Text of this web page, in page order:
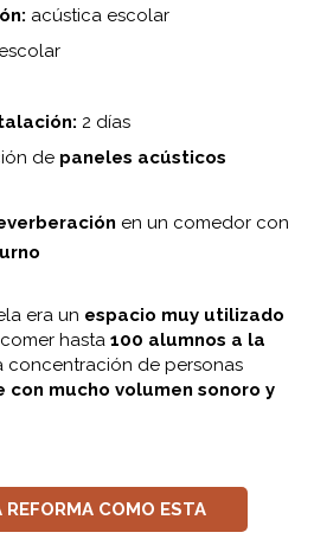
acústica escolar
2 días
de paneles acústicos
en un comedor con
era un espacio muy utilizado
hasta 100 alumnos a la
concentración de personas
con mucho volumen sonoro y
REFORMA COMO ESTA